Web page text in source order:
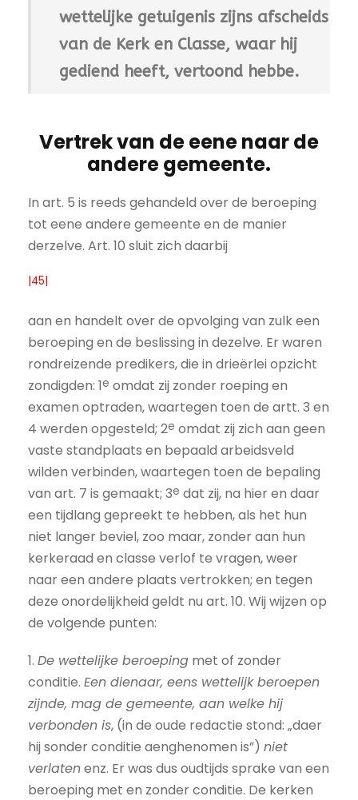
wettelijke getuigenis zijns afscheids
van de Kerk en Classe, waar hij
gediend heeft, vertoond hebbe.
Vertrek van de eene naar de
andere gemeente.
In art. 5 is reeds gehandeld over de beroeping
tot eene andere gemeente en de manier
derzelve. Art. 10 sluit zich daarbij
|45|
aan en handelt over de opvolging van zulk een
beroeping en de beslissing in dezelve. Er waren
rondreizende predikers, die in drieërlei opzicht
zondigden: 1e omdat zij zonder roeping en
examen optraden, waartegen toen de artt. 3 en
4 werden opgesteld; 2e omdat zij zich aan geen
vaste standplaats en bepaald arbeidsveld
wilden verbinden, waartegen toen de bepaling
van art. 7 is gemaakt; 3e dat zij, na hier en daar
een tijdlang gepreekt te hebben, als het hun
niet langer beviel, zoo maar, zonder aan hun
kerkeraad en classe verlof te vragen, weer
naar een andere plaats vertrokken; en tegen
deze onordelijkheid geldt nu art. 10. Wij wijzen op
de volgende punten:
1. De wettelijke beroeping met of zonder
conditie. Een dienaar, eens wettelijk beroepen
zijnde, mag de gemeente, aan welke hij
verbonden is, (in de oude redactie stond: „daer
hij sonder conditie aenghenomen is”) niet
verlatenenz. Er was dus oudtijds sprake van een
beroeping met en zonder conditie. De kerken